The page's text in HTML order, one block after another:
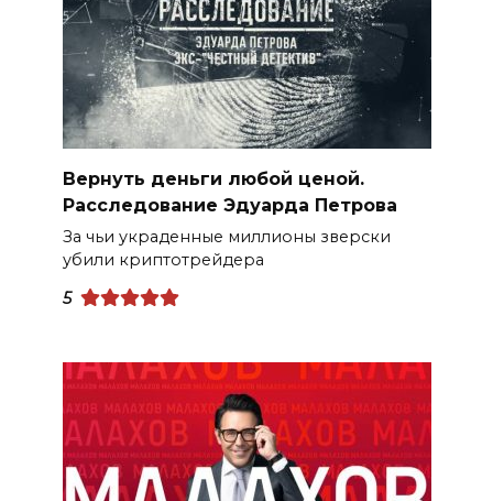
Вернуть деньги любой ценой.
Расследование Эдуарда Петрова
За чьи украденные миллионы зверски
убили криптотрейдера
5